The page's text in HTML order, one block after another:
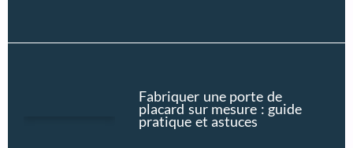
Fabriquer une porte de
placard sur mesure : guide
pratique et astuces